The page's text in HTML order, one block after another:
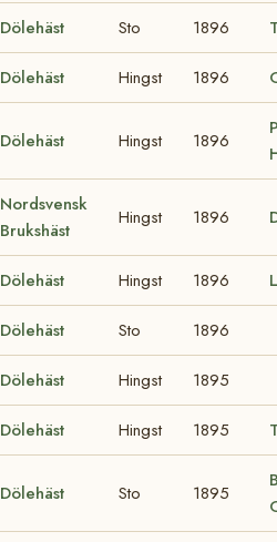
Dölehäst Sto 1896
Dölehäst Hingst 1896
Dölehäst Hingst 1896
Nordsvensk
Brukshäst
Hingst 1896
Dölehäst Hingst 1896
Dölehäst Sto 1896
Dölehäst Hingst 1895
Dölehäst Hingst 1895
Dölehäst Sto 1895